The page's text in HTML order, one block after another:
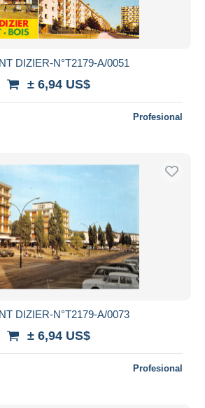
DIZIER-N°T2179-A/0051
± 6,94 US$
Profesional
DIZIER-N°T2179-A/0073
± 6,94 US$
Profesional